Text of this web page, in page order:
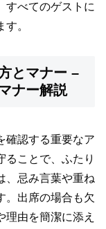
すべてのゲストに
。
とマナー –
ナー解説
確認する重要なア
ることで、ふたり
、忌み言葉や重ね
。出席の場合も欠
理由を簡潔に添え